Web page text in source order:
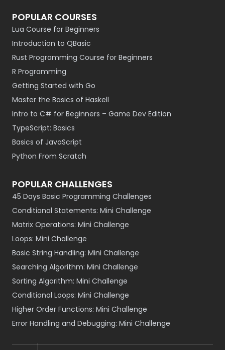
POPULAR COURSES
Lua Course for Beginners
Introduction to QBasic
Rust Programming Course for Beginners
R Programming
Getting Started with Go
Master the Basics of Haskell
Intro to C# for Beginners – Game Dev Edition
TypeScript: Basics
Basics of JavaScript
Python From Scratch
POPULAR CHALLENGES
45 Days Basic Programming Challenges
Conditional Statements: Mini Challenge
Matrix Operations: Mini Challenge
Loops: Mini Challenge
Basic String Handling: Mini Challenge
Searching Algorithm: Mini Challenge
Sorting Algorithm: Mini Challenge
Conditional Loops: Mini Challenge
Higher Order Functions: Mini Challenge
Error Handling and Debugging: Mini Challenge